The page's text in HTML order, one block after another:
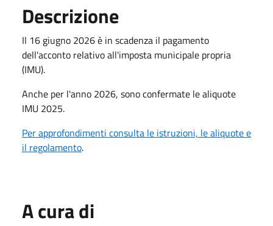
Descrizione
Il 16 giugno 2026 è in scadenza il pagamento
dell'acconto relativo all'imposta municipale propria
(IMU).
Anche per l'anno 2026, sono confermate le aliquote
IMU 2025.
Per approfondimenti consulta le istruzioni, le aliquote e
il regolamento.
A cura di